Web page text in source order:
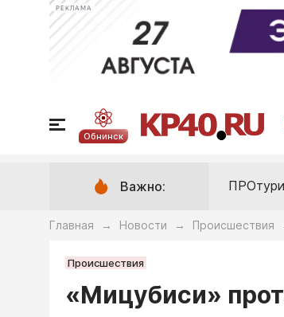
РЕКЛАМА
Обнинск
Важно:
Главная → Новости → Происшествия
Происшествия
«Мицубиси»